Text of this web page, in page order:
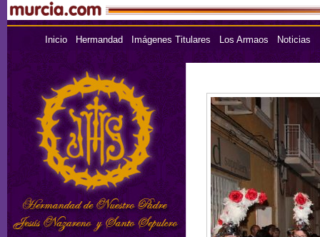
Inicio Hermandad Imágenes Titulares Los Armaos Noticias